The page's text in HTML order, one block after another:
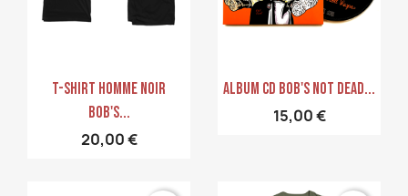
Aperçu rapide
T-Shirt Homme Noir
Bob's...
20,00 €
 Aperçu rapide
Album CD Bob's Not Dead...
15,00 €